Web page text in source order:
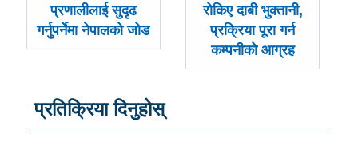
प्रणालीलाई सुदृढ
गर्नुपर्नेमा नेपालको जोड
-
रोकिए दाबी भुक्तानी,
प्रक्रिया पूरा गर्न
कम्पनीको आग्रह
प्रतिक्रिया दिनुहोस्